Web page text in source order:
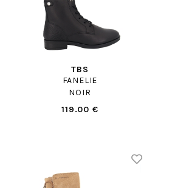
TBS
FANELIE
NOIR
119.00 €